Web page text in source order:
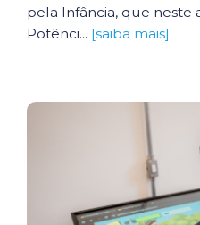
pela Infância, que neste
Potênci... [saiba mais]